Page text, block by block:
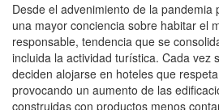
Desde el advenimiento de la pandemia
una mayor conciencia sobre habitar el
responsable, tendencia que se
incluida la actividad turística. Cada vez
deciden alojarse en hoteles que
provocando un aumento de las
construidas con productos menos